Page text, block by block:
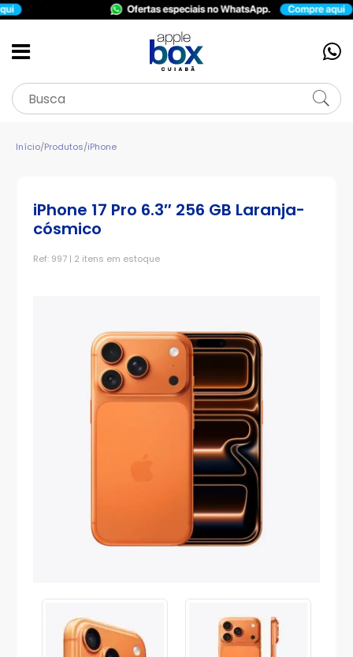
Início/Produtos/iPhone
iPhone 17 Pro 6.3″ 256 GB Laranja-
cósmico
Ref: 997 | 2 itens em estoque